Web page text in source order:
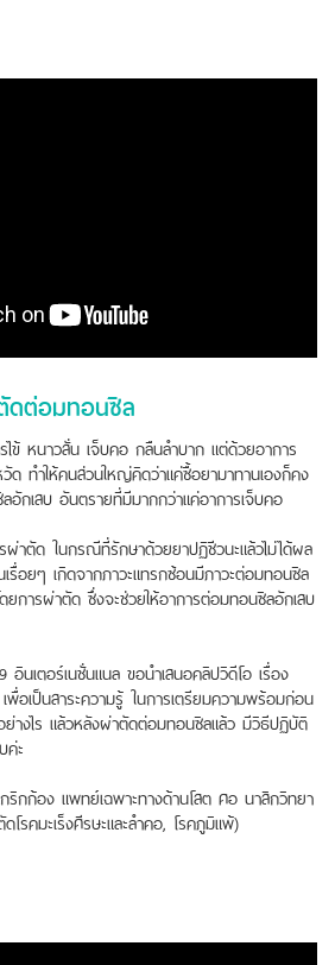
ดต่อมทอนซิล
ข้ หนาวสั่น เจ็บคอ กลืนลำบาก แต่ด้วยอาการ
ด ทำให้คนส่วนใหญ่คิดว่าแค่ซื้อยามาทานเองก็คง
กเสบ อันตรายที่มีมากกว่าแค่อาการเจ็บคอ
าตัด ในกรณีที่รักษาด้วยยาปฏิชีวนะแล้วไม่ได้ผล
รื่อยๆ เกิดจากภาวะแทรกซ้อนมีภาวะต่อมทอนซิล
ยการผ่าตัด ซึ่งจะช่วยให้อาการต่อมทอนซิลอักเสบ
นเตอร์เนชั่นแนล ขอนำเสนอคลิปวิดีโอ เรื่อง
พื่อเป็นสาระความรู้ ในการเตรียมความพร้อมก่อน
างไร แล้วหลังผ่าตัดต่อมทอนซิลแล้ว มีวิธีปฏิบัติ
ะ
ริกก้อง แพทย์เฉพาะทางด้านโสต ศอ นาสิกวิทยา
รคมะเร็งศีรษะและลำคอ, โรคภูมิแพ้)